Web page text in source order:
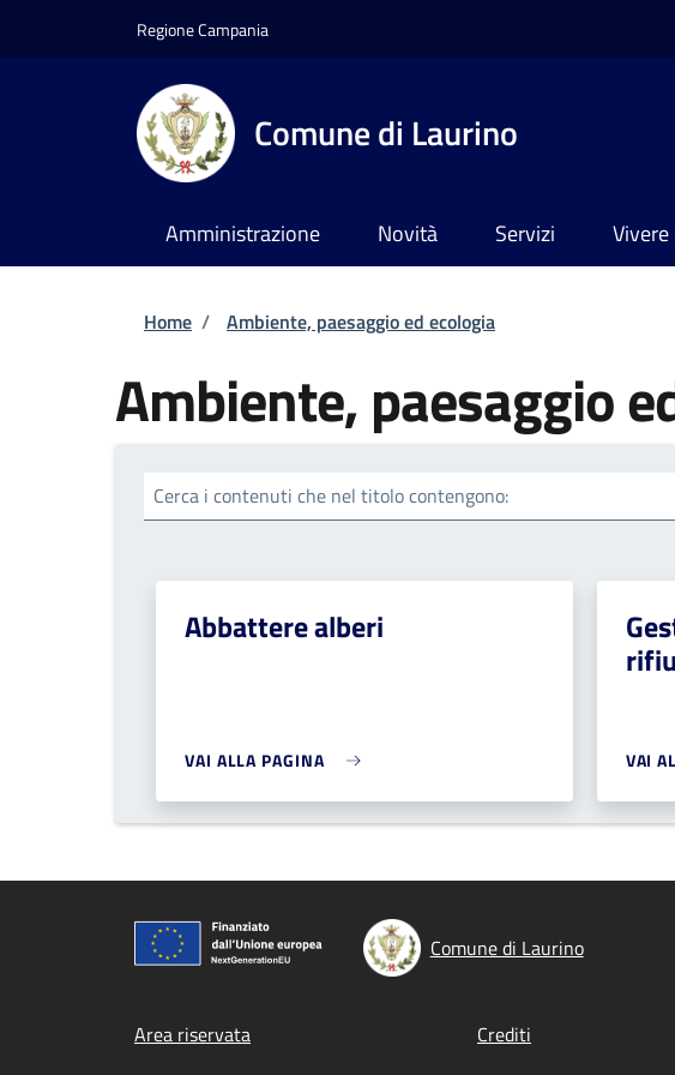
Regione Campania
Comune di Laurino
Amministrazione Novità Servizi
Briciole di pane
Home / Ambiente, paesaggio ed ecologia
Ambiente, paesaggio
Cerca i contenuti che nel titolo contengono:
Abbattere alberi
VAI ALLA PAGINA VAI
Comune di Laurino
Footer menu
Area riservata Crediti